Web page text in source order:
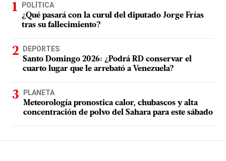
POLÍTICA
¿Qué pasará con la curul del diputado Jorge Frías
tras su fallecimiento?
DEPORTES
Santo Domingo 2026: ¿Podrá RD conservar el
cuarto lugar que le arrebató a Venezuela?
PLANETA
Meteorología pronostica calor, chubascos y alta
concentración de polvo del Sahara para este sábado